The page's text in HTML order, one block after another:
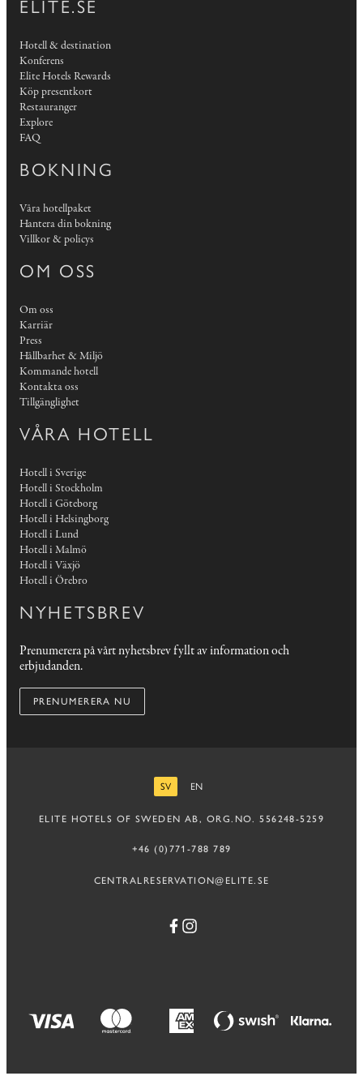
ELITE.SE
Hotell & destination
Konferens
Elite Hotels Rewards
Köp presentkort
Restauranger
Explore
FAQ
BOKNING
Våra hotellpaket
Hantera din bokning
Villkor & policys
OM OSS
Om oss
Karriär
Press
Hållbarhet & Miljö
Kommande hotell
Kontakta oss
Tillgänglighet
VÅRA HOTELL
Hotell i Sverige
Hotell i Stockholm
Hotell i Göteborg
Hotell i Helsingborg
Hotell i Lund
Hotell i Malmö
Hotell i Växjö
Hotell i Örebro
NYHETSBREV
Prenumerera på vårt nyhetsbrev fyllt av information och
erbjudanden.
PRENUMERERA NU
SV
EN
ELITE HOTELS OF SWEDEN AB, ORG.NO. 556248-5259
+46 (0)771-788 789
CENTRALRESERVATION@ELITE.SE